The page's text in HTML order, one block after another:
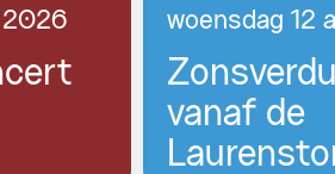
2026 woensdag 12
vanaf de